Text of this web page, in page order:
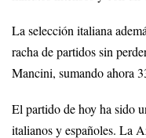
La selección italiana
racha de partidos sin
Mancini, sumando ahora
El partido de hoy ha sido
italianos y españoles. La